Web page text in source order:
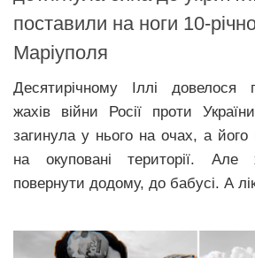
поставили на ноги 10-
Маріуполя
Десятирічному Іллі довелося
жахів війни Росії проти
загинула у нього на очах, а
на окуповані території. Але
повернути додому, до бабусі. А